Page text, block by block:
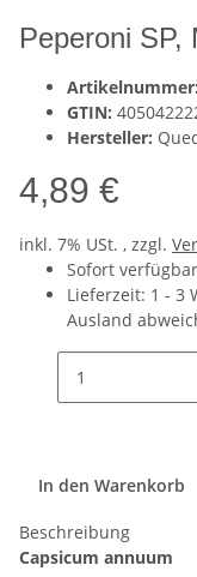
Peperoni SP,
Artikelnummer:
GTIN:
Hersteller:
4,89 €
inkl. 7% USt. , zzgl.
Sofort verfügbar
Lieferzeit: 1 - 3
Ausland
In den Warenkorb
Beschreibung
Capsicum annuum